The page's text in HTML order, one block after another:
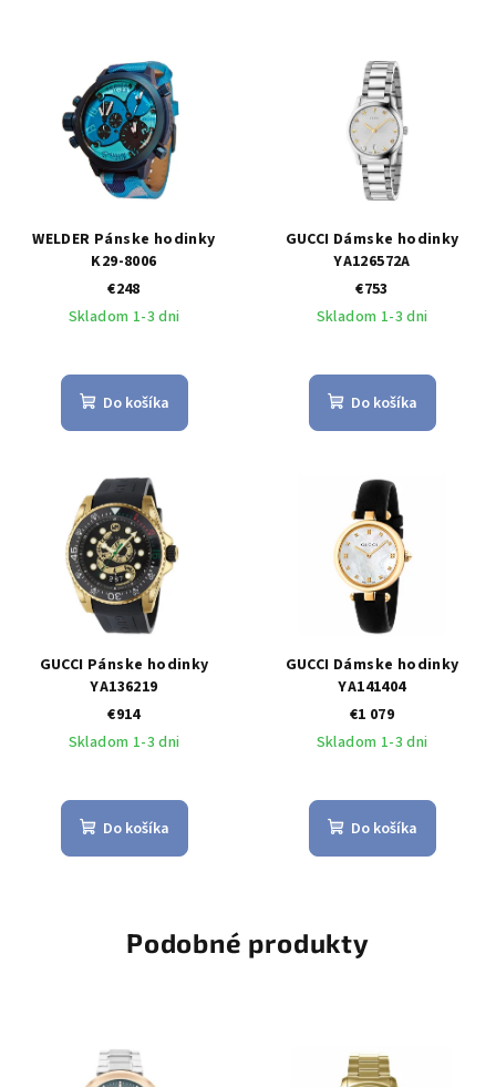
WELDER Pánske hodinky
K29-8006
€248
Skladom 1-3 dni
Do košíka
GUCCI Dámske hodinky
YA126572A
€753
Skladom 1-3 dni
Do košíka
GUCCI Pánske hodinky
YA136219
€914
Skladom 1-3 dni
Do košíka
GUCCI Dámske hodinky
YA141404
€1 079
Skladom 1-3 dni
Do košíka
Podobné produkty